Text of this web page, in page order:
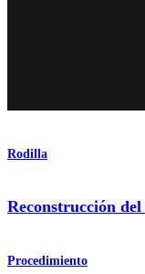
Rodilla
Reconstrucción
Procedimiento